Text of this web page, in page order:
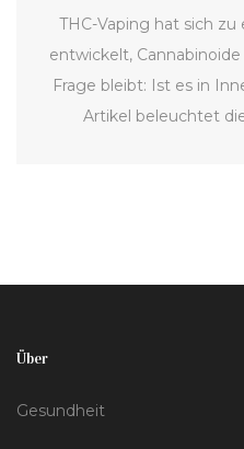
THC-Vaping hat sich
entwickelt,
Frage bleibt: Ist es in
Artikel beleuchtet
Räumen? Hier erfahren
Über
Gesundheit